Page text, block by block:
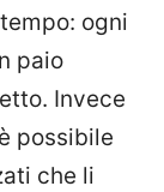
ogni
paio
Invece
possibile
che li